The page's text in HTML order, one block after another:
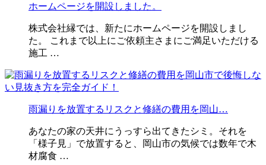
ホームページを開設しました。
株式会社縁では、新たにホームページを開設しまし
た。 これまで以上にご依頼主さまにご満足いただける
施工 …
雨漏りを放置するリスクと修繕の費用を岡山…
あなたの家の天井にうっすら出てきたシミ。それを
「様子見」で放置すると、岡山市の気候では数年で木
材腐食 …